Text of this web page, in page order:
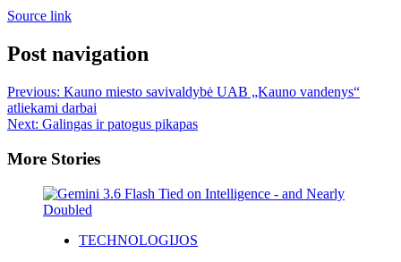
Source link
Post navigation
Previous: Kauno miesto savivaldybė UAB „Kauno vandenys“
atliekami darbai
Next: Galingas ir patogus pikapas
More Stories
TECHNOLOGIJOS